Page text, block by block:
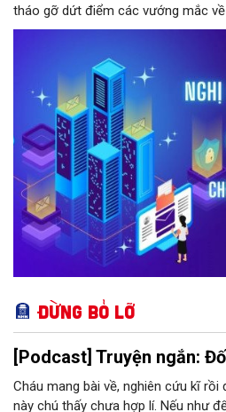
tháo gỡ dứt điểm các vướng mắc
nghệ trong hệ thống chính trị.
Đừng bỏ lỡ
[Podcast] Truyện ngắn:
Cháu mang bài về, nghiên cứu kĩ rồi
này chú thấy chưa hợp lí. Nếu như